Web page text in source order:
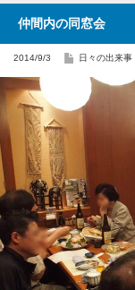
仲間内の同窓会
2014/9/3 日々の出来事